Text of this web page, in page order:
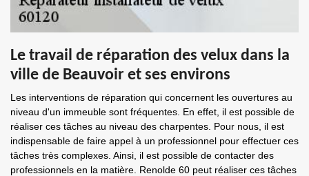
Le travail de réparation des velux dans la
ville de Beauvoir et ses environs
Les interventions de réparation qui concernent les ouvertures au
niveau d'un immeuble sont fréquentes. En effet, il est possible de
réaliser ces tâches au niveau des charpentes. Pour nous, il est
indispensable de faire appel à un professionnel pour effectuer ces
tâches très complexes. Ainsi, il est possible de contacter des
professionnels en la matière. Renolde 60 peut réaliser ces tâches